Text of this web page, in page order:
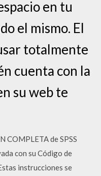
en tu
el mismo. El
totalmente
cuenta con la
su web te
COMPLETA de SPSS
con su Código de
instrucciones se